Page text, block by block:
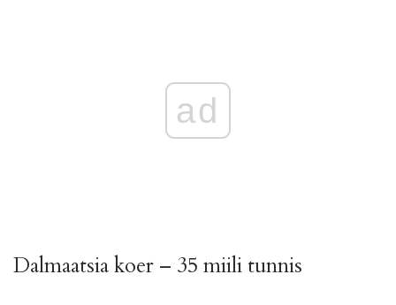
ad
Dalmaatsia koer – 35 miili tunnis